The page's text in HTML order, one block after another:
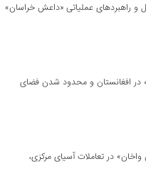
و راهبردهای عملیاتی «داعش خراسان»
در افغانستان و محدود شدن فضای
واخان» در تعاملات آسیای مرکزی،